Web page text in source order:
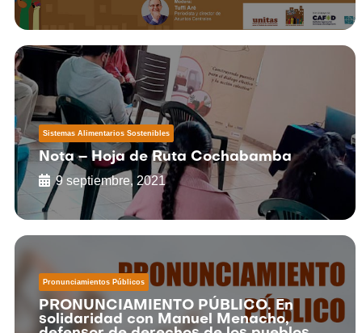
Sistemas Alimentarios Sostenibles
Nota – Hoja de Ruta Cochabamba
9 septiembre, 2021
Pronunciamientos Públicos
PRONUNCIAMIENTO PÚBLICO. En
solidaridad con Manuel Menacho,